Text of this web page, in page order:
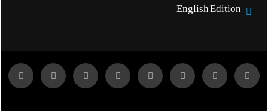
English Edition